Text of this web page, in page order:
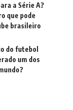
a Série A?
que pode
brasileiro
do futebol
um dos